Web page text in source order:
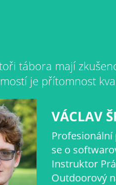
tábora mají
je přítomnost
VÁCLAV
se o
Instruktor
Outdoorový